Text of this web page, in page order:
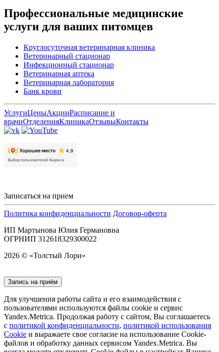
Профессиональные медицинские
услуги для ваших питомцев
Круглосуточная ветеринарная клиника
Ветеринарный стационар
Инфекционный стационар
Ветеринарная аптека
Ветеринарная лаборатория
Банк крови
УслугиЦеныАкцииРасписание и
врачиОтделенияКлиникаОтзывыКонтакты
Записаться на прием
Политика конфиденциальности Договор-оферта
ИП Мартынова Юлия Германовна
ОГРНИП 312618329300022
2026 © «Толстый Лори»
Запись на приём
Для улучшения работы сайта и его взаимодействия с
пользователями используются файлы cookie и сервис
Yandex.Metrica. Продолжая работу с сайтом, Вы соглашаетесь
с политикой конфиденциальности, политикой использования
Cookie и выражаете свое согласие на использование Cookie-
файлов и обработку данных сервисом Yandex.Metrica. Вы